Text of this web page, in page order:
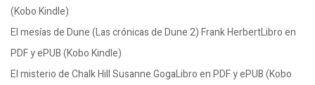
(Kobo Kindle)
El mesías de Dune (Las crónicas de Dune 2) Frank HerbertLibro en
PDF y ePUB (Kobo Kindle)
El misterio de Chalk Hill Susanne GogaLibro en PDF y ePUB (Kobo